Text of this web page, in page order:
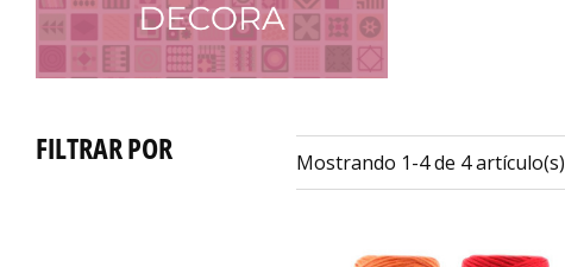
Mostrando 1-4 de 4 artículo(s)
FILTRAR POR